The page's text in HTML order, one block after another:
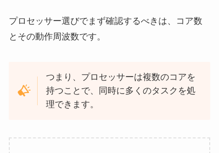
プロセッサー選びでまず確認するべきは、コア数
とその動作周波数です。
つまり、プロセッサーは複数のコアを
持つことで、同時に多くのタスクを処
理できます。